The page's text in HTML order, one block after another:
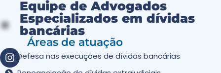
Equipe de Advogados
Especializados em dívidas
bancárias
Áreas de atuação
Defesa nas execuções de dívidas bancárias